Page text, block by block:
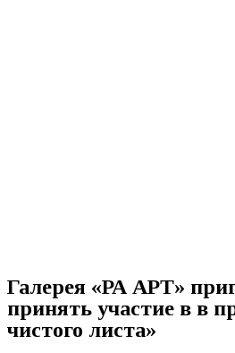
Галерея «РА АРТ»
принять участие в в
чистого листа»